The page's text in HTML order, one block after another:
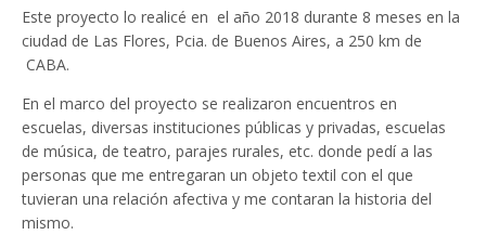
Este proyecto lo realicé en el año 2018 durante 8 meses en la
ciudad de Las Flores, Pcia. de Buenos Aires, a 250 km de
CABA.
En el marco del proyecto se realizaron encuentros en
escuelas, diversas instituciones públicas y privadas, escuelas
de música, de teatro, parajes rurales, etc. donde pedí a las
personas que me entregaran un objeto textil con el que
tuvieran una relación afectiva y me contaran la historia del
mismo.